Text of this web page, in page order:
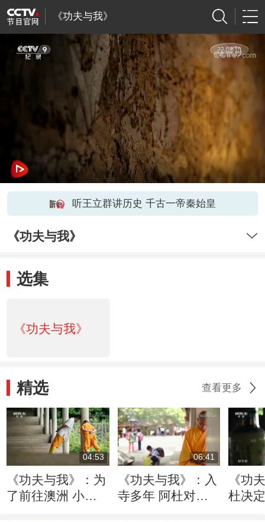
《功夫与我》
听王立群讲历史 千古一帝秦始皇
《功夫与我》
选集
《功夫与我》
精选 查看更多
04:53
《功夫与我》：为
了前往澳洲 小牛
06:41
《功夫与我》：入
寺多年 阿杜对未
《功
杜决